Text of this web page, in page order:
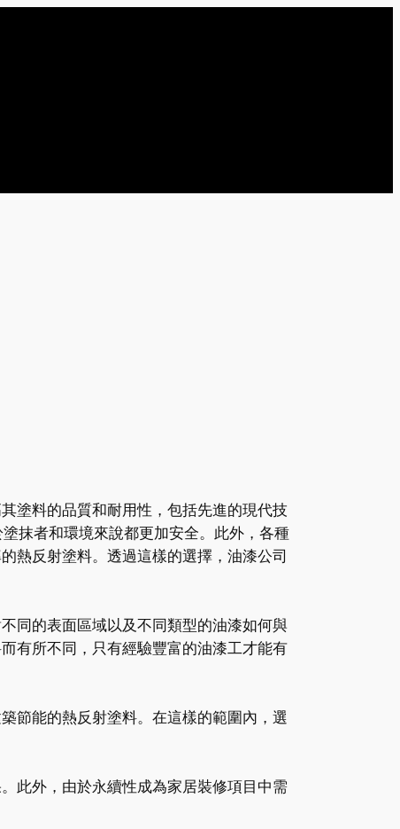
塗料的品質和耐用性，包括先進的現代技
抹者和環境來說都更加安全。此外，各種
熱反射塗料。透過這樣的選擇，油漆公司
同的表面區域以及不同類型的油漆如何與
有所不同，只有經驗豐富的油漆工才能有
節能的熱反射塗料。在這樣的範圍內，選
此外，由於永續性成為家居裝修項目中需